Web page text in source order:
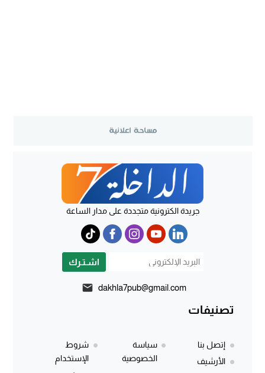
جريدة الكترونية متجددة على مدار الساعة
اشـتـرك
dakhla7pub@gmail.com
تصنيفات
إتصل بنا
الأرشيف
سياسة
الخصوصية
شروط
الإستخدام